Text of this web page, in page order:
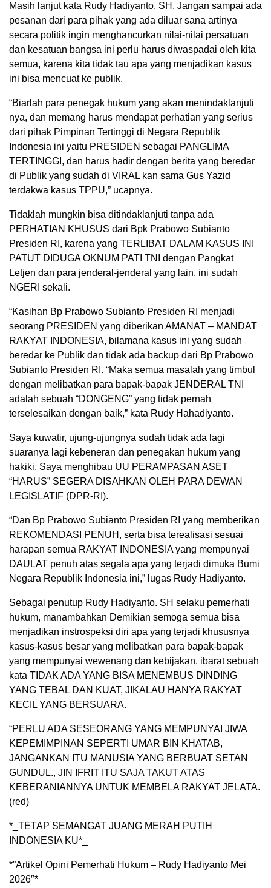
Masih lanjut kata Rudy Hadiyanto. SH, Jangan sampai ada
pesanan dari para pihak yang ada diluar sana artinya
secara politik ingin menghancurkan nilai-nilai persatuan
dan kesatuan bangsa ini perlu harus diwaspadai oleh kita
semua, karena kita tidak tau apa yang menjadikan kasus
ini bisa mencuat ke publik.
“Biarlah para penegak hukum yang akan menindaklanjuti
nya, dan memang harus mendapat perhatian yang serius
dari pihak Pimpinan Tertinggi di Negara Republik
Indonesia ini yaitu PRESIDEN sebagai PANGLIMA
TERTINGGI, dan harus hadir dengan berita yang beredar
di Publik yang sudah di VIRAL kan sama Gus Yazid
terdakwa kasus TPPU,” ucapnya.
Tidaklah mungkin bisa ditindaklanjuti tanpa ada
PERHATIAN KHUSUS dari Bpk Prabowo Subianto
Presiden RI, karena yang TERLIBAT DALAM KASUS INI
PATUT DIDUGA OKNUM PATI TNI dengan Pangkat
Letjen dan para jenderal-jenderal yang lain, ini sudah
NGERI sekali.
“Kasihan Bp Prabowo Subianto Presiden RI menjadi
seorang PRESIDEN yang diberikan AMANAT – MANDAT
RAKYAT INDONESIA, bilamana kasus ini yang sudah
beredar ke Publik dan tidak ada backup dari Bp Prabowo
Subianto Presiden RI. “Maka semua masalah yang timbul
dengan melibatkan para bapak-bapak JENDERAL TNI
adalah sebuah “DONGENG” yang tidak pernah
terselesaikan dengan baik,” kata Rudy Hahadiyanto.
Saya kuwatir, ujung-ujungnya sudah tidak ada lagi
suaranya lagi kebeneran dan penegakan hukum yang
hakiki. Saya menghibau UU PERAMPASAN ASET
“HARUS” SEGERA DISAHKAN OLEH PARA DEWAN
LEGISLATIF (DPR-RI).
“Dan Bp Prabowo Subianto Presiden RI yang memberikan
REKOMENDASI PENUH, serta bisa terealisasi sesuai
harapan semua RAKYAT INDONESIA yang mempunyai
DAULAT penuh atas segala apa yang terjadi dimuka Bumi
Negara Republik Indonesia ini,” lugas Rudy Hadiyanto.
Sebagai penutup Rudy Hadiyanto. SH selaku pemerhati
hukum, manambahkan Demikian semoga semua bisa
menjadikan instrospeksi diri apa yang terjadi khususnya
kasus-kasus besar yang melibatkan para bapak-bapak
yang mempunyai wewenang dan kebijakan, ibarat sebuah
kata TIDAK ADA YANG BISA MENEMBUS DINDING
YANG TEBAL DAN KUAT, JIKALAU HANYA RAKYAT
KECIL YANG BERSUARA.
“PERLU ADA SESEORANG YANG MEMPUNYAI JIWA
KEPEMIMPINAN SEPERTI UMAR BIN KHATAB,
JANGANKAN ITU MANUSIA YANG BERBUAT SETAN
GUNDUL., JIN IFRIT ITU SAJA TAKUT ATAS
KEBERANIANNYA UNTUK MEMBELA RAKYAT JELATA.
(red)
*_TETAP SEMANGAT JUANG MERAH PUTIH
INDONESIA KU*_
*”Artikel Opini Pemerhati Hukum – Rudy Hadiyanto Mei
2026″*